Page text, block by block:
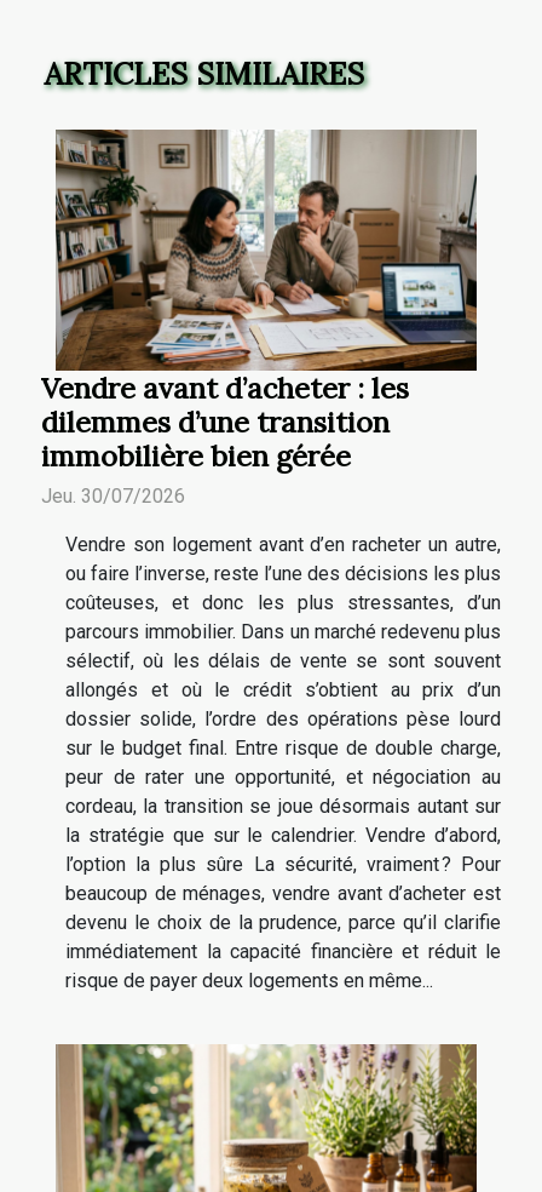
ARTICLES SIMILAIRES
Vendre avant d’acheter : les
dilemmes d’une transition
immobilière bien gérée
Jeu. 30/07/2026
Vendre son logement avant d’en racheter un autre,
ou faire l’inverse, reste l’une des décisions les plus
coûteuses, et donc les plus stressantes, d’un
parcours immobilier. Dans un marché redevenu plus
sélectif, où les délais de vente se sont souvent
allongés et où le crédit s’obtient au prix d’un
dossier solide, l’ordre des opérations pèse lourd
sur le budget final. Entre risque de double charge,
peur de rater une opportunité, et négociation au
cordeau, la transition se joue désormais autant sur
la stratégie que sur le calendrier. Vendre d’abord,
l’option la plus sûre La sécurité, vraiment ? Pour
beaucoup de ménages, vendre avant d’acheter est
devenu le choix de la prudence, parce qu’il clarifie
immédiatement la capacité financière et réduit le
risque de payer deux logements en même...